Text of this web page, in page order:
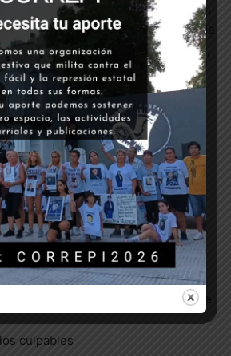
siempre adelante y en las calles,
desde las 11 horas en la plaza de
entre Rep. Dominicana y Haití,
realizando una jornada para
exigiendo justicia para los
de la Agenda Urgente
de las FFSS para detener
del arma reglamentaria fuera del
de los responsables de
justicia para familiares y víctimas de
culpables